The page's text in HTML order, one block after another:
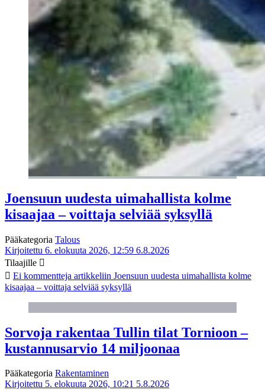
Joensuun uudesta uimahallista kolme
kisaajaa – voittaja selviää syksyllä
Pääkategoria Talous
Kirjoitettu 6. elokuuta 2026, 12:59 6.8.2026
Tilaajille
Ei kommentteja artikkeliin Joensuun uudesta uimahallista kolme
kisaajaa – voittaja selviää syksyllä
Sorvoja rakentaa Tullin tilat Tornioon –
kustannusarvio 14 miljoonaa
Pääkategoria Rakentaminen
Kirjoitettu 5. elokuuta 2026, 10:21 5.8.2026